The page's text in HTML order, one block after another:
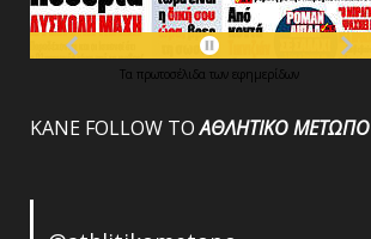
Τα πρωτοσέλιδα των εφημερίδων
ΚΑΝΕ FOLLOW ΤΟΑΘΛΗΤΙΚΟΜΕΤΩΠΟ